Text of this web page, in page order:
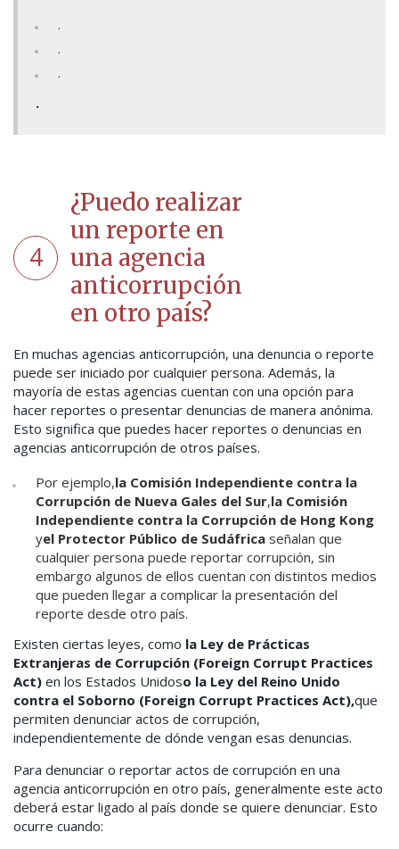
.
.
.
.
4
¿Puedo realizar
un reporte en
una agencia
anticorrupción
en otro país?
En muchas agencias anticorrupción, una denuncia o reporte
puede ser iniciado por cualquier persona. Además, la
mayoría de estas agencias cuentan con una opción para
hacer reportes o presentar denuncias de manera anónima.
Esto significa que puedes hacer reportes o denuncias en
agencias anticorrupción de otros países.
Por ejemplo,la Comisión Independiente contra la
Corrupción de Nueva Gales del Sur,la Comisión
Independiente contra la Corrupción de Hong Kong
yel Protector Público de Sudáfrica señalan que
cualquier persona puede reportar corrupción, sin
embargo algunos de ellos cuentan con distintos medios
que pueden llegar a complicar la presentación del
reporte desde otro país.
Existen ciertas leyes, como la Ley de Prácticas
Extranjeras de Corrupción (Foreign Corrupt Practices
Act) en los Estados Unidoso la Ley del Reino Unido
contra el Soborno (Foreign Corrupt Practices Act),que
permiten denunciar actos de corrupción,
independientemente de dónde vengan esas denuncias.
Para denunciar o reportar actos de corrupción en una
agencia anticorrupción en otro país, generalmente este acto
deberá estar ligado al país donde se quiere denunciar. Esto
ocurre cuando: